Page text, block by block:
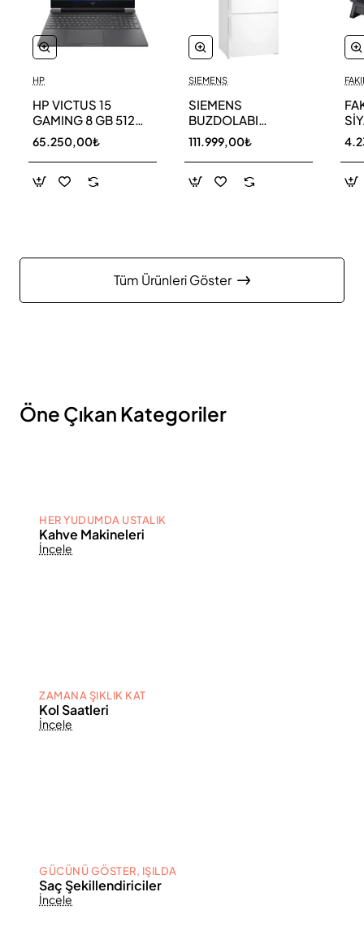
HP
HP VICTUS 15
GAMING 8 GB 512
GB SSD LAPTOP
FA0011NT 80D33EA
65.250,00₺
SIEMENS
SIEMENS
BUZDOLABI
KG86NCWE0N
111.999,00₺
Tüm Ürünleri Göster
Öne Çıkan Kategoriler
HER YUDUMDA USTALIK
Kahve Makineleri
İncele
ZAMANA ŞIKLIK KAT
Kol Saatleri
İncele
GÜCÜNÜ GÖSTER, IŞILDA
Saç Şekillendiriciler
İncele